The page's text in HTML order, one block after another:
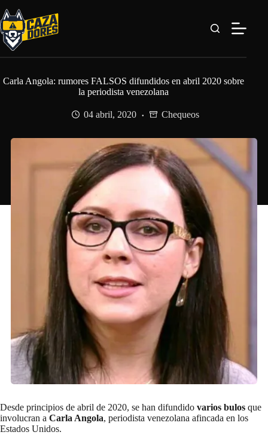
al
contenido
Carla Angola: rumores FALSOS difundidos en abril 2020 sobre
la periodista venezolana
04 abril, 2020 Chequeos
Desde principios de abril de 2020, se han difundido varios bulos que
involucran a Carla Angola, periodista venezolana afincada en los
Estados Unidos.